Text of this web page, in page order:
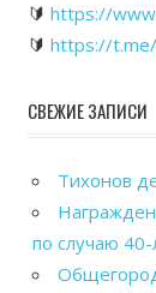
🔰 https://
🔰 https://
СВЕЖИЕ ЗАПИСИ
Тихонов
по случаю